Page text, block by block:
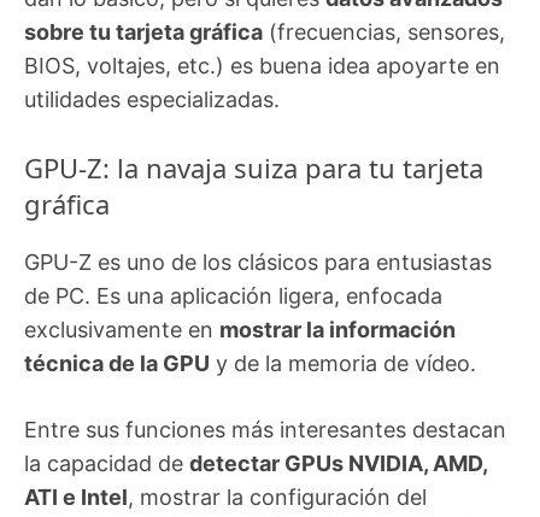
sobre tu tarjeta gráfica (frecuencias, sensores,
BIOS, voltajes, etc.) es buena idea apoyarte en
utilidades especializadas.
GPU-Z: la navaja suiza para tu tarjeta
gráfica
GPU-Z es uno de los clásicos para entusiastas
de PC. Es una aplicación ligera, enfocada
exclusivamente en mostrar la información
técnica de la GPU y de la memoria de vídeo.
Entre sus funciones más interesantes destacan
la capacidad de detectar GPUs NVIDIA, AMD,
ATI e Intel, mostrar la configuración del